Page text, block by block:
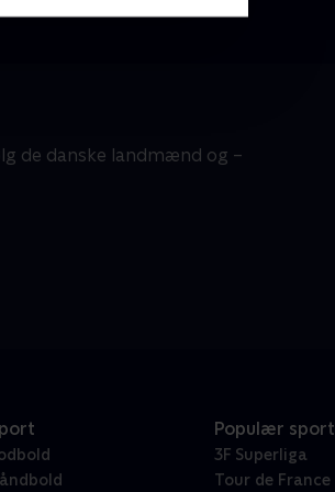
de danske landmænd og –
Populær sport
3F Superliga
Tour de France